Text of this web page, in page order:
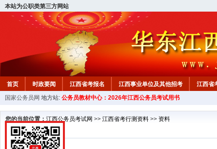
本站为公职类第三方网站
首页 时政要闻 江西省考报名 江西事业单位及其他招考 江西省
教材中心
国家公务员网 地方站: 公务员教材中心：2026年江西公务员考试用书
您的当前位置： 江西公务员考试网 >> 江西省考行测资料 >> 资料